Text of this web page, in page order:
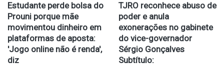
Estudante perde bolsa do
Prouni porque mãe
movimentou dinheiro em
plataformas de aposta:
'Jogo online não é renda',
diz
TJRO reconhece abuso de
poder e anula
exonerações no gabinete
do vice-governador
Sérgio Gonçalves
Subtítulo: